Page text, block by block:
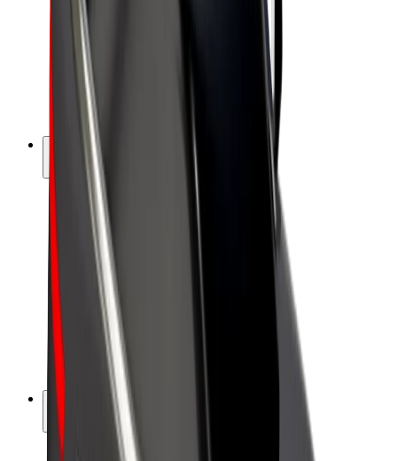
Bolt Drive
Bolt for Business
Bicicletas
Bolt Plus
Ganhe com a Bolt
Motoristas
Ganhos de motorista
Estafetas
Ganhos de estafeta
Comerciantes Bolt Food
Frotas
Franchises
Empresa
Carreiras